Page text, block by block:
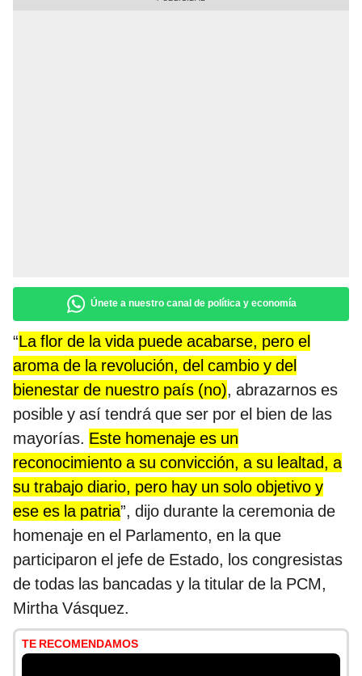
Únete a nuestro canal de política y economía
“La flor de la vida puede acabarse, pero el
aroma de la revolución, del cambio y del
bienestar de nuestro país (no), abrazarnos es
posible y así tendrá que ser por el bien de las
mayorías. Este homenaje es un
reconocimiento a su convicción, a su lealtad, a
su trabajo diario, pero hay un solo objetivo y
ese es la patria”, dijo durante la ceremonia de
homenaje en el Parlamento, en la que
participaron el jefe de Estado, los congresistas
de todas las bancadas y la titular de la PCM,
Mirtha Vásquez.
TE RECOMENDAMOS